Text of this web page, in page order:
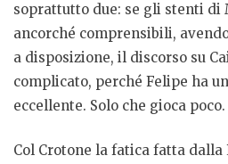
soprattutto due: se gli stenti di
ancorché comprensibili,
a disposizione, il discorso su
complicato, perché Felipe ha
eccellente. Solo che gioca poco.
Col Crotone la fatica fatta dalla